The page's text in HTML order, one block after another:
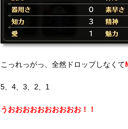
こっれっがっ、全然ドロップしなくて
5、4、3、2、1
うおおおおおおおおおお！！